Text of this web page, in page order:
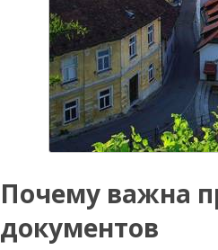
Почему важна
документов